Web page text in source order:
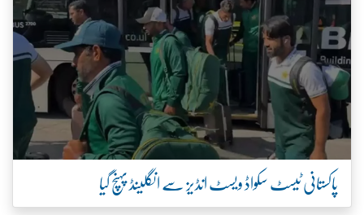
پاکستانی ٹیسٹ سکواڈ ویسٹ انڈیز سے انگلینڈ پہنچ گیا